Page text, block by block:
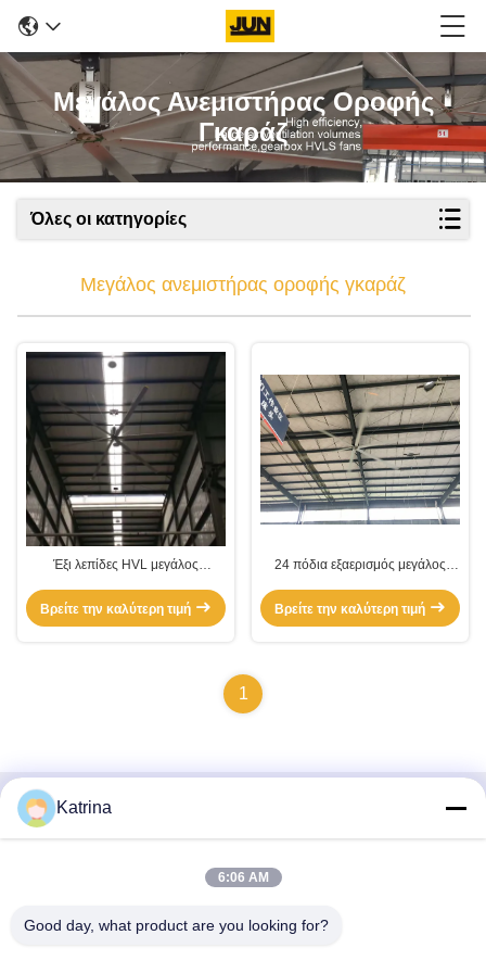
Μεγάλος Ανεμιστήρας Οροφής
Γκαράζ
Όλες οι κατηγορίες
Μεγάλος ανεμιστήρας οροφής γκαράζ
Έξι λεπίδες HVL μεγάλος
Βρείτε την καλύτερη τιμή
24 πόδια εξαερισμός μεγάλος
Βρείτε την καλύτερη τιμή
1
Γρήγορη επικοινωνία
αριθ.117, οδός Nansan, ζώνη οικονομικής ανάπτυξης,
Katrina
6:06 AM
Good day, what product are you looking for?